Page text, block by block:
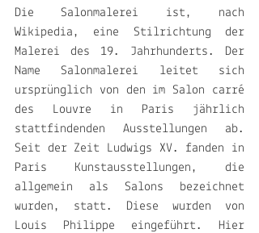
Die Salonmalerei ist, nach
Wikipedia, eine Stilrichtung der
Malerei des 19. Jahrhunderts. Der
Name Salonmalerei leitet sich
ursprünglich von den im Salon carré
des Louvre in Paris jährlich
stattfindenden Ausstellungen ab.
Seit der Zeit Ludwigs XV. fanden in
Paris Kunstausstellungen, die
allgemein als Salons bezeichnet
wurden, statt. Diese wurden von
Louis Philippe eingeführt. Hier